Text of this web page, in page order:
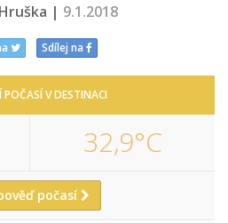
| 9.1.2018
Sdílej na
V DESTINACI
32,9°C
počasí